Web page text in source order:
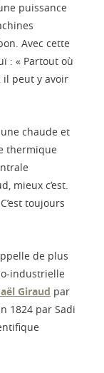
puissance
Avec cette
: « Partout où
il peut y avoir
chaude et
thermique
mieux c’est.
toujours
de plus
industrielle
Giraud par
1824 par Sadi